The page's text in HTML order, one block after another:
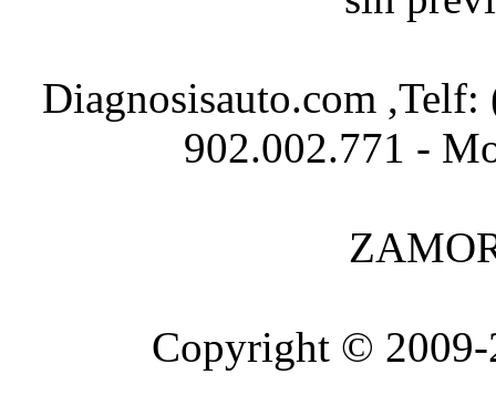
Diagnosisauto.com
902.002.771 -
Copyright ©